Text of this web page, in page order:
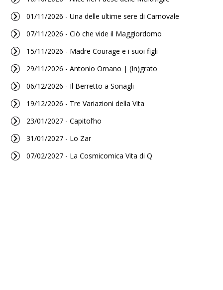
01/11/2026 - Una delle ultime sere di Carnovale
07/11/2026 - Ciò che vide il Maggiordomo
15/11/2026 - Madre Courage e i suoi figli
29/11/2026 - Antonio Ornano | (In)grato
06/12/2026 - Il Berretto a Sonagli
19/12/2026 - Tre Variazioni della Vita
23/01/2027 - Capitol’ho
31/01/2027 - Lo Zar
07/02/2027 - La Cosmicomica Vita di Q